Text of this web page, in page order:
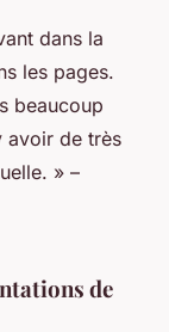
dans la
les pages.
beaucoup
avoir de très
» –
de